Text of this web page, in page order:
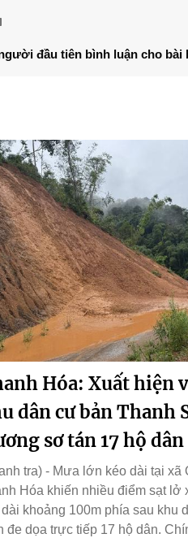
đầu tiên bình luận cho bài
Hóa: Xuất hiện
dân cư bản Thanh
sơ tán 17 hộ dân
tra) - Mưa lớn kéo dài tại xã
Hóa khiến nhiều điểm sạt lở
khoảng 100m phía sau khu
đe dọa trực tiếp 17 hộ dân.